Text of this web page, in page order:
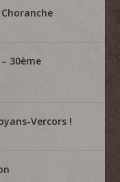
30ème
Vercors !